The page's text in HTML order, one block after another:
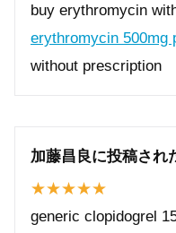
buy erythromycin
erythromycin 500mg
without prescription
加藤昌良に投稿され
generic clopidogrel